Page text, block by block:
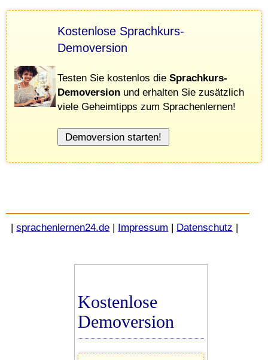
Kostenlose Sprachkurs-
Demoversion
Testen Sie kostenlos die Sprachkurs-
Demoversion und erhalten Sie zusätzlich
viele Geheimtipps zum Sprachenlernen!
|sprachenlernen24.de | Impressum | Datenschutz |
Kostenlose
Demoversion